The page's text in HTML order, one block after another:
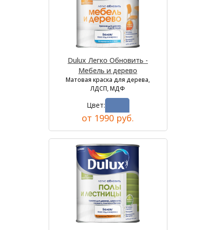
Dulux Легко Обновить -
Мебель и дерево
Матовая краска для дерева,
ЛДСП, МДФ
Цвет:
от 1990 руб.